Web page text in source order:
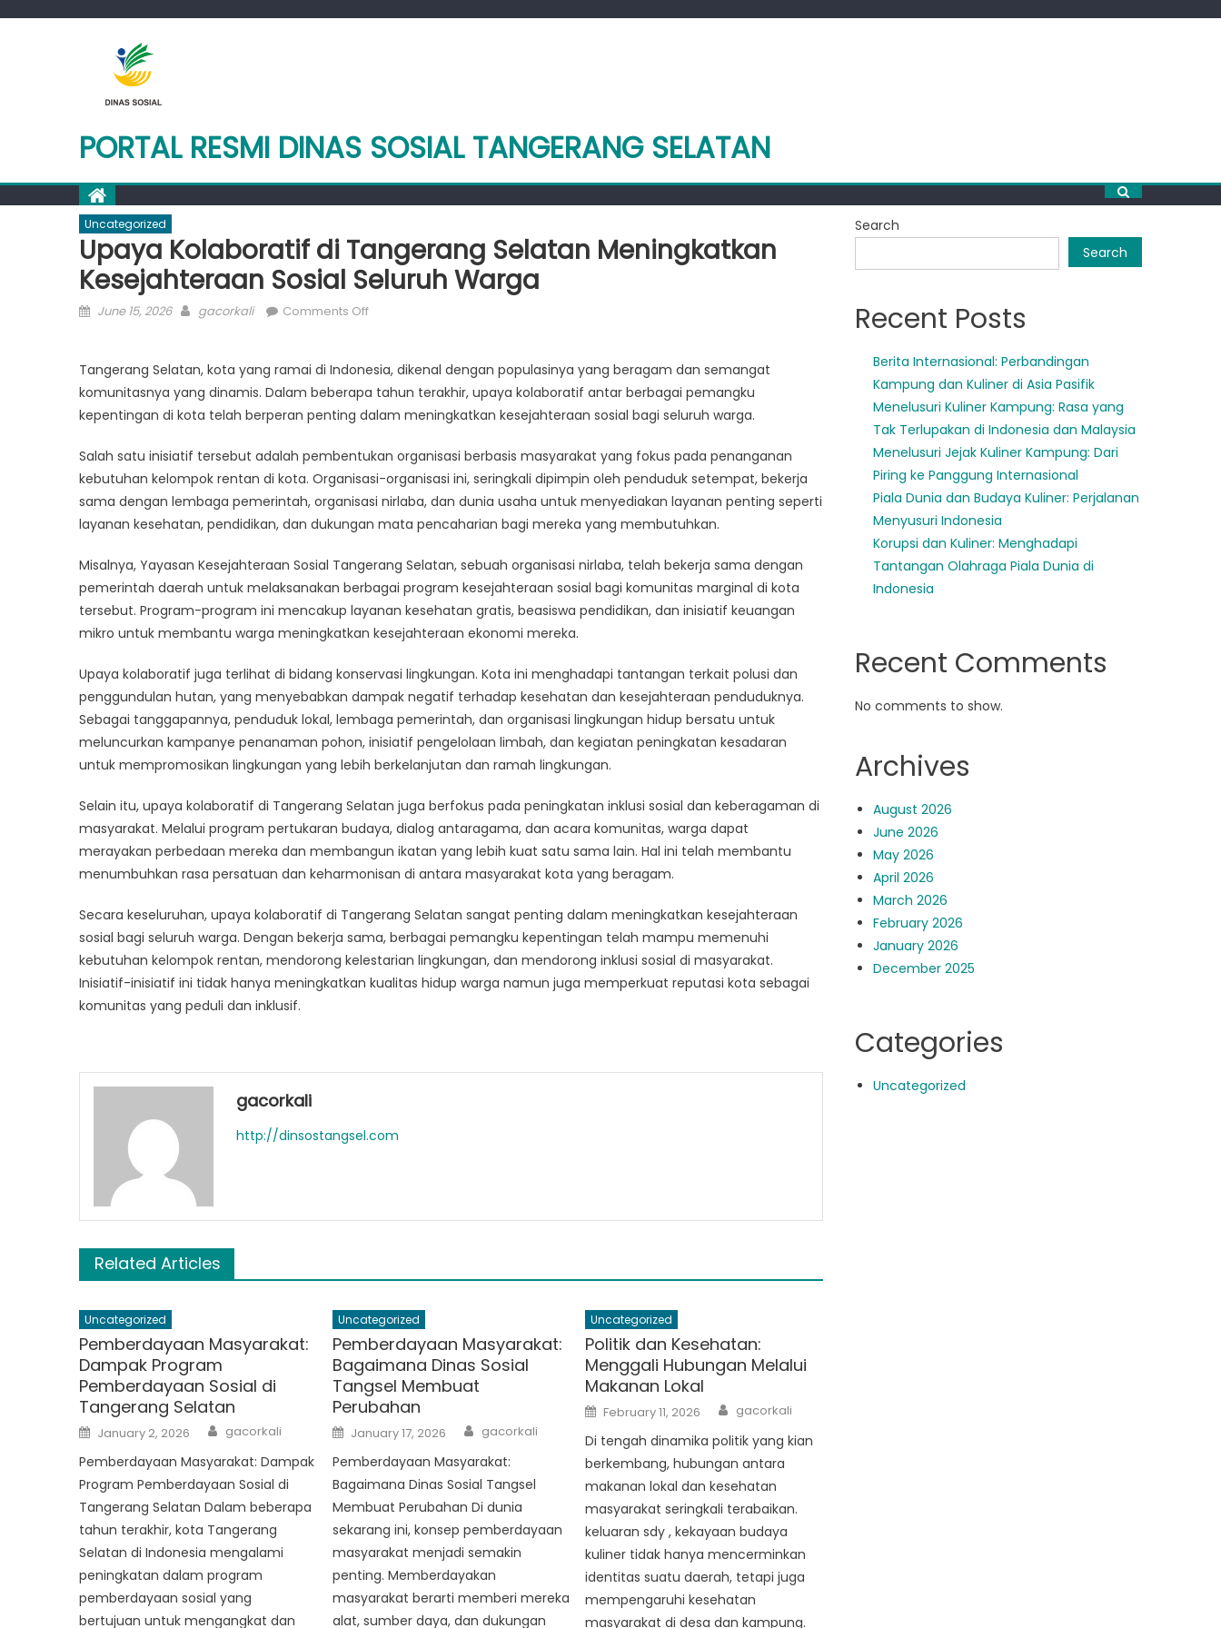
PORTAL RESMI DINAS SOSIAL TANGERANG SELATAN
Uncategorized
Upaya Kolaboratif di Tangerang Selatan Meningkatkan
Kesejahteraan Sosial Seluruh Warga
Posted
June 15, 2026 Author
gacorkali Comments Offon
di
Tangerang
Selatan
Kesejahteraan
Sosial
Seluruh
Warga
Tangerang Selatan, kota yang ramai di Indonesia, dikenal dengan populasinya yang beragam dan semangat
komunitasnya yang dinamis. Dalam beberapa tahun terakhir, upaya kolaboratif antar berbagai pemangku
kepentingan di kota telah berperan penting dalam meningkatkan kesejahteraan sosial bagi seluruh warga.
Salah satu inisiatif tersebut adalah pembentukan organisasi berbasis masyarakat yang fokus pada penanganan
kebutuhan kelompok rentan di kota. Organisasi-organisasi ini, seringkali dipimpin oleh penduduk setempat, bekerja
sama dengan lembaga pemerintah, organisasi nirlaba, dan dunia usaha untuk menyediakan layanan penting seperti
layanan kesehatan, pendidikan, dan dukungan mata pencaharian bagi mereka yang membutuhkan.
Misalnya, Yayasan Kesejahteraan Sosial Tangerang Selatan, sebuah organisasi nirlaba, telah bekerja sama dengan
pemerintah daerah untuk melaksanakan berbagai program kesejahteraan sosial bagi komunitas marginal di kota
tersebut. Program-program ini mencakup layanan kesehatan gratis, beasiswa pendidikan, dan inisiatif keuangan
mikro untuk membantu warga meningkatkan kesejahteraan ekonomi mereka.
Upaya kolaboratif juga terlihat di bidang konservasi lingkungan. Kota ini menghadapi tantangan terkait polusi dan
penggundulan hutan, yang menyebabkan dampak negatif terhadap kesehatan dan kesejahteraan penduduknya.
Sebagai tanggapannya, penduduk lokal, lembaga pemerintah, dan organisasi lingkungan hidup bersatu untuk
meluncurkan kampanye penanaman pohon, inisiatif pengelolaan limbah, dan kegiatan peningkatan kesadaran
untuk mempromosikan lingkungan yang lebih berkelanjutan dan ramah lingkungan.
Selain itu, upaya kolaboratif di Tangerang Selatan juga berfokus pada peningkatan inklusi sosial dan keberagaman di
masyarakat. Melalui program pertukaran budaya, dialog antaragama, dan acara komunitas, warga dapat
merayakan perbedaan mereka dan membangun ikatan yang lebih kuat satu sama lain. Hal ini telah membantu
menumbuhkan rasa persatuan dan keharmonisan di antara masyarakat kota yang beragam.
Secara keseluruhan, upaya kolaboratif di Tangerang Selatan sangat penting dalam meningkatkan kesejahteraan
sosial bagi seluruh warga. Dengan bekerja sama, berbagai pemangku kepentingan telah mampu memenuhi
kebutuhan kelompok rentan, mendorong kelestarian lingkungan, dan mendorong inklusi sosial di masyarakat.
Inisiatif-inisiatif ini tidak hanya meningkatkan kualitas hidup warga namun juga memperkuat reputasi kota sebagai
komunitas yang peduli dan inklusif.
gacorkali
http://dinsostangsel.com
Related Articles
Uncategorized
Pemberdayaan Masyarakat:
Dampak Program
Pemberdayaan Sosial di
Tangerang Selatan
Posted
on
January 2, 2026 Author
gacorkali
Pemberdayaan Masyarakat: Dampak
Program Pemberdayaan Sosial di
Tangerang Selatan Dalam beberapa
tahun terakhir, kota Tangerang
Selatan di Indonesia mengalami
peningkatan dalam program
pemberdayaan sosial yang
bertujuan untuk mengangkat dan
Uncategorized
Pemberdayaan Masyarakat:
Bagaimana Dinas Sosial
Tangsel Membuat
Perubahan
Posted
on
January 17, 2026 Author
gacorkali
Pemberdayaan Masyarakat:
Bagaimana Dinas Sosial Tangsel
Membuat Perubahan Di dunia
sekarang ini, konsep pemberdayaan
masyarakat menjadi semakin
penting. Memberdayakan
masyarakat berarti memberi mereka
alat, sumber daya, dan dukungan
Uncategorized
Politik dan Kesehatan:
Menggali Hubungan Melalui
Makanan Lokal
Posted
on
February 11, 2026 Author
gacorkali
Di tengah dinamika politik yang kian
berkembang, hubungan antara
makanan lokal dan kesehatan
masyarakat seringkali terabaikan.
keluaran sdy , kekayaan budaya
kuliner tidak hanya mencerminkan
identitas suatu daerah, tetapi juga
mempengaruhi kesehatan
masyarakat di desa dan kampung.
Search
Search
Recent Posts
Berita Internasional: Perbandingan
Kampung dan Kuliner di Asia Pasifik
Menelusuri Kuliner Kampung: Rasa yang
Tak Terlupakan di Indonesia dan Malaysia
Menelusuri Jejak Kuliner Kampung: Dari
Piring ke Panggung Internasional
Piala Dunia dan Budaya Kuliner: Perjalanan
Menyusuri Indonesia
Korupsi dan Kuliner: Menghadapi
Tantangan Olahraga Piala Dunia di
Indonesia
Recent Comments
No comments to show.
Archives
August 2026
June 2026
May 2026
April 2026
March 2026
February 2026
January 2026
December 2025
Categories
Uncategorized